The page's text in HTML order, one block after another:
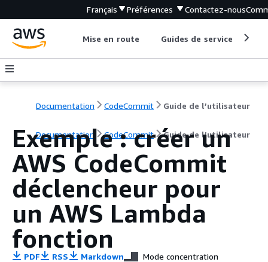
Français Préférences Contactez-nous
Mise en route Guides de service
Documentation CodeCommit Guide de l’utilisateur
Documentation CodeCommit Guide de l’utilisateur
Exemple : créer un
AWS CodeCommit
déclencheur pour
un AWS Lambda
fonction
PDF RSS Markdown Mode concentration